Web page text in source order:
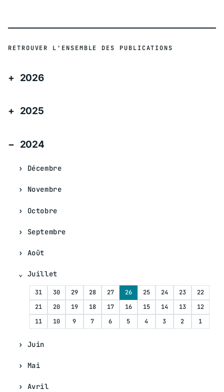
RETROUVER L'ENSEMBLE DES PUBLICATIONS
2026
2025
2024
Décembre
Novembre
Octobre
Septembre
Août
Juillet
31 30 29 28 27 26 25 24 23
22
21
20 19 18 17 16 15 14 13
12
11
10 9 7 6 5 4 3 2 1
Juin
Mai
Avril